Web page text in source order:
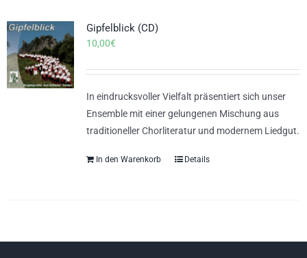
Gipfelblick (CD)
10,00€
In eindrucksvoller Vielfalt präsentiert sich unser
Ensemble mit einer gelungenen Mischung aus
traditioneller Chorliteratur und modernem Liedgut.
In den Warenkorb Details